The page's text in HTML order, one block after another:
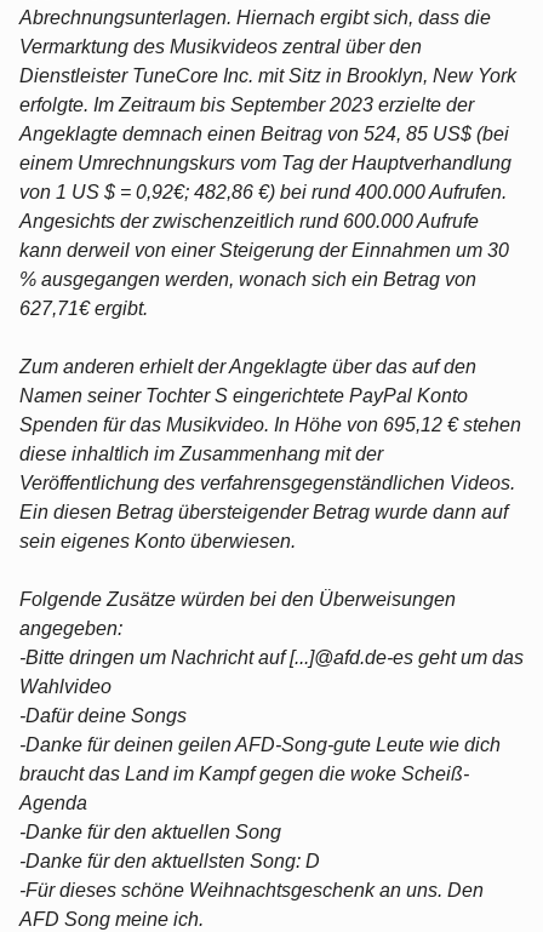
Abrechnungsunterlagen. Hiernach ergibt sich, dass die
Vermarktung des Musikvideos zentral über den
Dienstleister TuneCore Inc. mit Sitz in Brooklyn, New York
erfolgte. Im Zeitraum bis September 2023 erzielte der
Angeklagte demnach einen Beitrag von 524, 85 US$ (bei
einem Umrechnungskurs vom Tag der Hauptverhandlung
von 1 US $ = 0,92€; 482,86 €) bei rund 400.000 Aufrufen.
Angesichts der zwischenzeitlich rund 600.000 Aufrufe
kann derweil von einer Steigerung der Einnahmen um 30
% ausgegangen werden, wonach sich ein Betrag von
627,71€ ergibt.
Zum anderen erhielt der Angeklagte über das auf den
Namen seiner Tochter S eingerichtete PayPal Konto
Spenden für das Musikvideo. In Höhe von 695,12 € stehen
diese inhaltlich im Zusammenhang mit der
Veröffentlichung des verfahrensgegenständlichen Videos.
Ein diesen Betrag übersteigender Betrag wurde dann auf
sein eigenes Konto überwiesen.
Folgende Zusätze würden bei den Überweisungen
angegeben:
-Bitte dringen um Nachricht auf [...]@afd.de-es geht um das
Wahlvideo
-Dafür deine Songs
-Danke für deinen geilen AFD-Song-gute Leute wie dich
braucht das Land im Kampf gegen die woke Scheiß-
Agenda
-Danke für den aktuellen Song
-Danke für den aktuellsten Song: D
-Für dieses schöne Weihnachtsgeschenk an uns. Den
AFD Song meine ich.